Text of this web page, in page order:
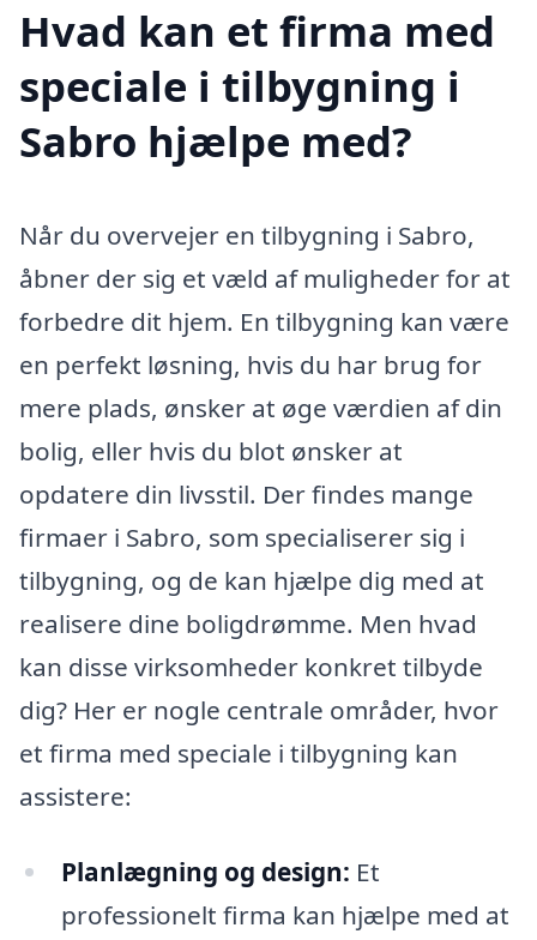
Hvad kan et firma med
speciale i tilbygning i
Sabro hjælpe med?
Når du overvejer en tilbygning i Sabro,
åbner der sig et væld af muligheder for at
forbedre dit hjem. En tilbygning kan være
en perfekt løsning, hvis du har brug for
mere plads, ønsker at øge værdien af din
bolig, eller hvis du blot ønsker at
opdatere din livsstil. Der findes mange
firmaer i Sabro, som specialiserer sig i
tilbygning, og de kan hjælpe dig med at
realisere dine boligdrømme. Men hvad
kan disse virksomheder konkret tilbyde
dig? Her er nogle centrale områder, hvor
et firma med speciale i tilbygning kan
assistere:
Planlægning og design: Et
professionelt firma kan hjælpe med at